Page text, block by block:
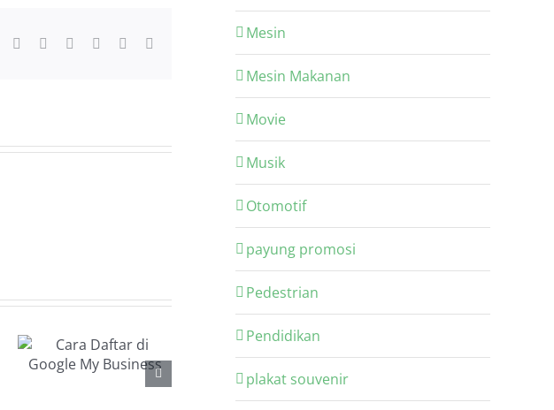
LinkedInWhatsApp
TumblrPinterest Xing
Mesin
Mesin Makanan
Movie
Musik
Otomotif
payung promosi
Pedestrian
Pendidikan
plakat souvenir